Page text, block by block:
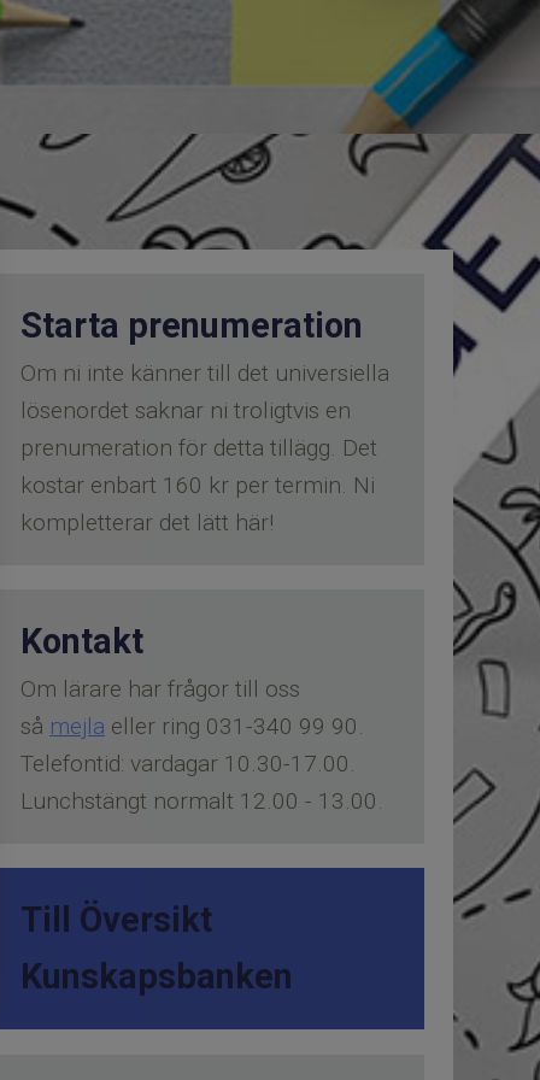
Starta prenumeration
Om ni inte känner till det universiella
lösenordet saknar ni troligtvis en
prenumeration för detta tillägg. Det
kostar enbart 160 kr per termin. Ni
kompletterar det lätt här!
Kontakt
Om lärare har frågor till oss
så mejla eller ring 031-340 99 90.
Telefontid: vardagar 10.30-17.00.
Lunchstängt normalt 12.00 - 13.00.
Till Översikt
Kunskapsbanken